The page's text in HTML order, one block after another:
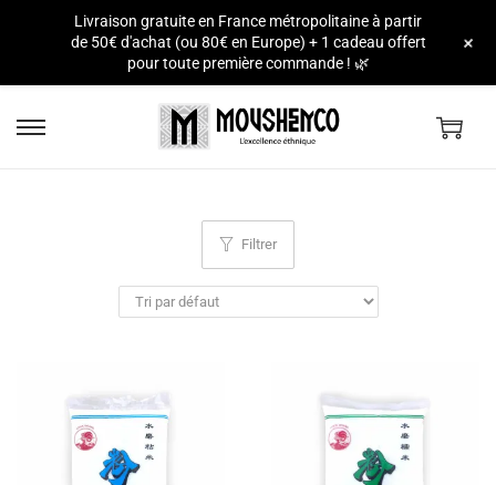
Filtrer
Livraison gratuite en France métropolitaine à partir
de 50€ d'achat (ou 80€ en Europe) + 1 cadeau offert
pour toute première commande ! 🌿
+